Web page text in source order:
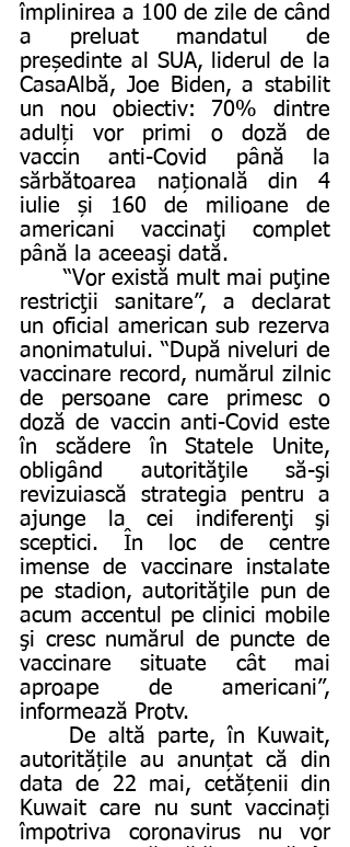
împlinirea a 100 de zile de când
a preluat mandatul de
președinte al SUA, liderul de la
CasaAlbă, Joe Biden, a stabilit
un nou obiectiv: 70% dintre
adulți vor primi o doză de
vaccin anti-Covid până la
sărbătoarea națională din 4
iulie și 160 de milioane de
americani vaccinaţi complet
până la aceeaşi dată.
restricţii sanitare”, a declarat
un oficial american sub rezerva
anonimatului. “După niveluri de
vaccinare record, numărul zilnic
de persoane care primesc o
doză de vaccin anti-Covid este
în scădere în Statele Unite,
obligând autorităţile să-şi
revizuiască strategia pentru a
ajunge la cei indiferenţi şi
sceptici. În loc de centre
imense de vaccinare instalate
pe stadion, autorităţile pun de
acum accentul pe clinici mobile
şi cresc numărul de puncte de
vaccinare situate cât mai
aproape de americani”,
informează Protv.
autoritățile au anunțat că din
data de 22 mai, cetățenii din
Kuwait care nu sunt vaccinați
împotriva coronavirus nu vor